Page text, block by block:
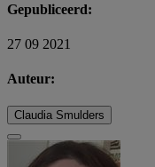
Gepubliceerd:
27 09 2021
Auteur:
Claudia Smulders